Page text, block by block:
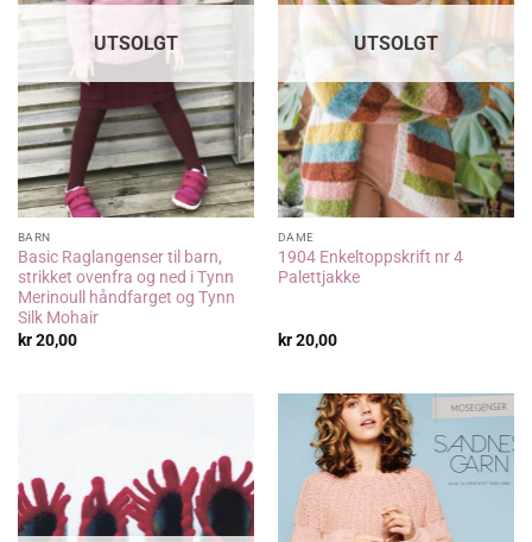
UTSOLGT
BARN
Basic Raglangenser til barn,
strikket ovenfra og ned i Tynn
Merinoull håndfarget og Tynn
Silk Mohair
kr20,00
UTSOLGT
DAME
1904 Enkeltoppskrift nr 4
Palettjakke
kr20,00